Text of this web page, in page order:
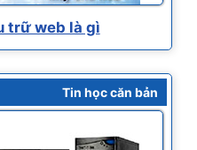
trữ web là gì
Tin học căn bản